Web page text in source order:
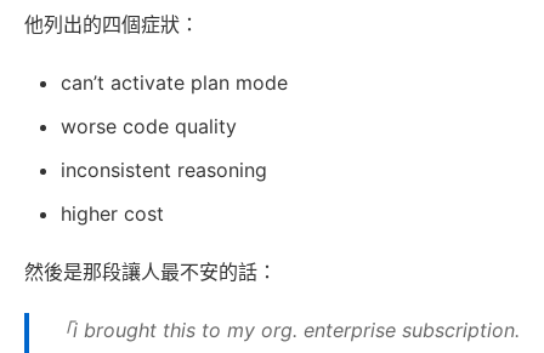
他列出的四個症狀：
can’t activate plan mode
worse code quality
inconsistent reasoning
higher cost
然後是那段讓人最不安的話：
「i brought this to my org. enterprise subscription.